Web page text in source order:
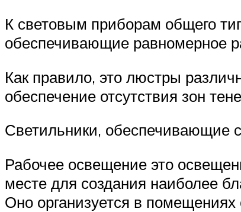
К световым приборам общего
обеспечивающие равномерное
Как правило, это люстры
обеспечение отсутствия зон
Светильники, обеспечивающие
Рабочее освещение это
месте для создания наиболее
Оно организуется в